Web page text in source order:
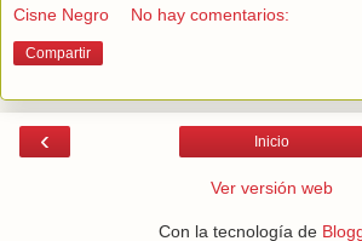
Cisne Negro No hay comentarios:
Compartir
‹ Inicio
Ver versión web
Con la tecnología de